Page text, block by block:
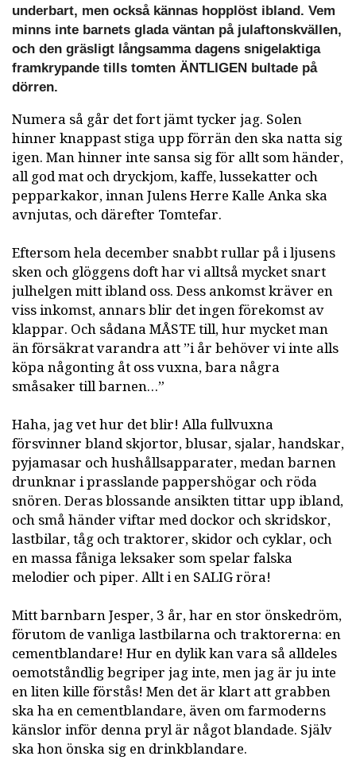
underbart, men också kännas hopplöst ibland. Vem
minns inte barnets glada väntan på julaftonskvällen,
och den gräsligt långsamma dagens snigelaktiga
framkrypande tills tomten ÄNTLIGEN bultade på
dörren.
Numera så går det fort jämt tycker jag. Solen
hinner knappast stiga upp förrän den ska natta sig
igen. Man hinner inte sansa sig för allt som händer,
all god mat och dryckjom, kaffe, lussekatter och
pepparkakor, innan Julens Herre Kalle Anka ska
avnjutas, och därefter Tomtefar.
Eftersom hela december snabbt rullar på i ljusens
sken och glöggens doft har vi alltså mycket snart
julhelgen mitt ibland oss. Dess ankomst kräver en
viss inkomst, annars blir det ingen förekomst av
klappar. Och sådana MÅSTE till, hur mycket man
än försäkrat varandra att ”i år behöver vi inte alls
köpa någonting åt oss vuxna, bara några
småsaker till barnen…”
Haha, jag vet hur det blir! Alla fullvuxna
försvinner bland skjortor, blusar, sjalar, handskar,
pyjamasar och hushållsapparater, medan barnen
drunknar i prasslande pappershögar och röda
snören. Deras blossande ansikten tittar upp ibland,
och små händer viftar med dockor och skridskor,
lastbilar, tåg och traktorer, skidor och cyklar, och
en massa fåniga leksaker som spelar falska
melodier och piper. Allt i en SALIG röra!
Mitt barnbarn Jesper, 3 år, har en stor önskedröm,
förutom de vanliga lastbilarna och traktorerna: en
cementblandare! Hur en dylik kan vara så alldeles
oemotståndlig begriper jag inte, men jag är ju inte
en liten kille förstås! Men det är klart att grabben
ska ha en cementblandare, även om farmoderns
känslor inför denna pryl är något blandade. Själv
ska hon önska sig en drinkblandare.